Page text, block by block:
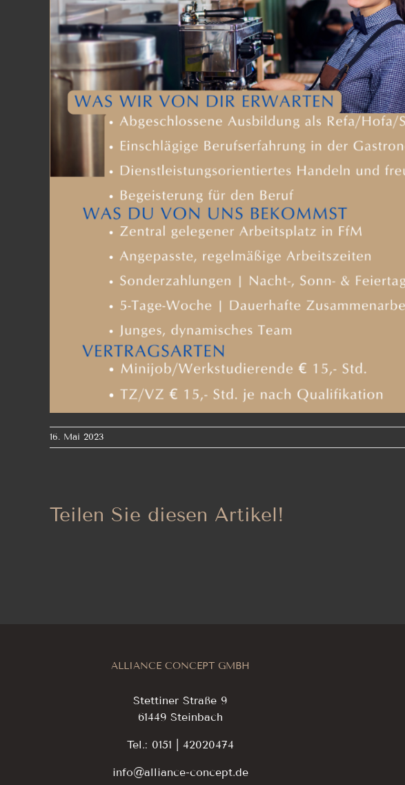
16. Mai 2023
Teilen Sie diesen Artikel!
ALLIANCE CONCEPT GMBH
Stettiner Straße 9
61449 Steinbach
Tel.: 0151 | 42020474
info@alliance-concept.de